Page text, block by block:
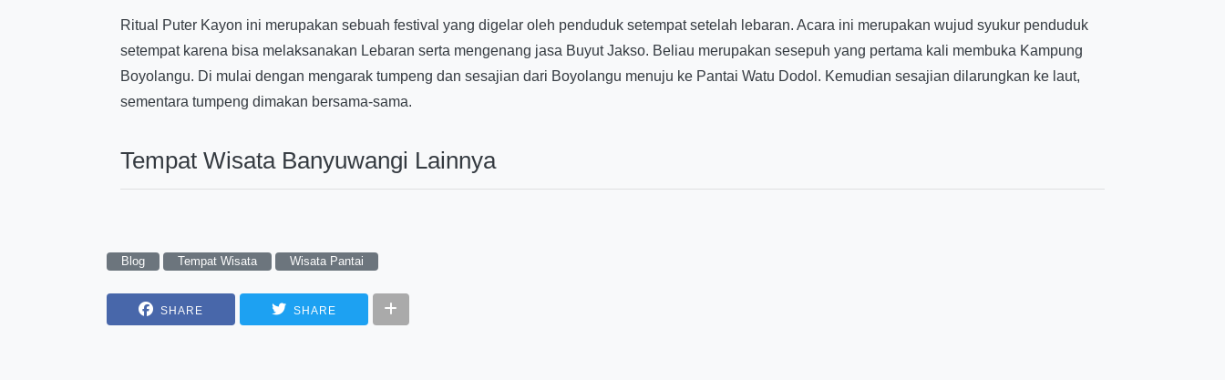
Ritual Puter Kayon ini merupakan sebuah festival yang digelar oleh penduduk setempat setelah lebaran. Acara ini merupakan wujud syukur penduduk
setempat karena bisa melaksanakan Lebaran serta mengenang jasa Buyut Jakso. Beliau merupakan sesepuh yang pertama kali membuka Kampung
Boyolangu. Di mulai dengan mengarak tumpeng dan sesajian dari Boyolangu menuju ke Pantai Watu Dodol. Kemudian sesajian dilarungkan ke laut,
sementara tumpeng dimakan bersama-sama.
Tempat Wisata Banyuwangi Lainnya
Blog Tempat Wisata Wisata Pantai
SHARE SHARE